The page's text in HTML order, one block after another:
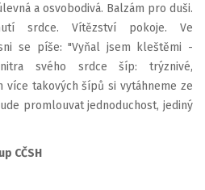
a osvobodivá. Balzám pro duši.
srdce. Vítězství pokoje. Ve
se píše: "Vyňal jsem kleštěmi -
svého srdce šíp: trýznivé,
více takových šípů si vytáhneme ze
promlouvat jednoduchost, jediný
CČSH